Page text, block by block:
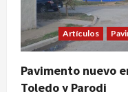
Artículos
Pavimento nuevo
Toledo y Parodi